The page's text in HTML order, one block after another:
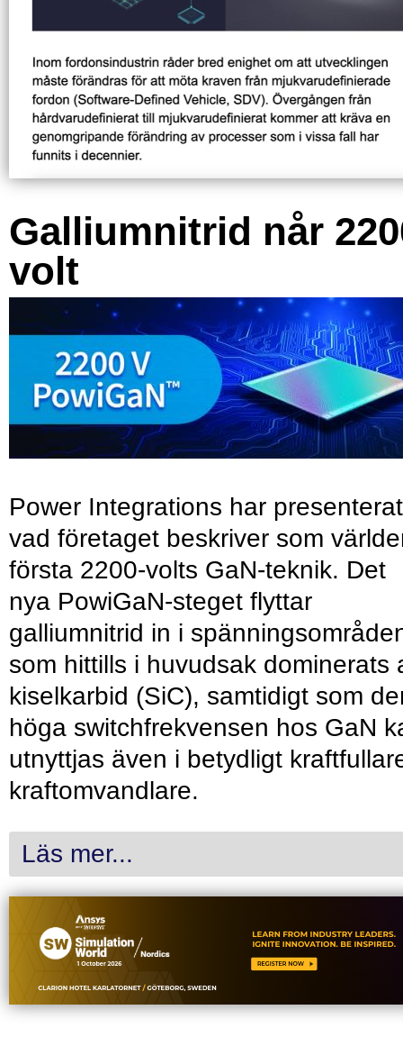
Galliumnitrid når
volt
Power Integrations har presenterat
vad företaget beskriver som
första 2200-volts GaN-teknik. Det
nya PowiGaN-steget flyttar
galliumnitrid in i
som hittills i huvudsak dominerats
kiselkarbid (SiC), samtidigt som
höga switchfrekvensen hos GaN
utnyttjas även i betydligt
kraftomvandlare.
Läs mer...